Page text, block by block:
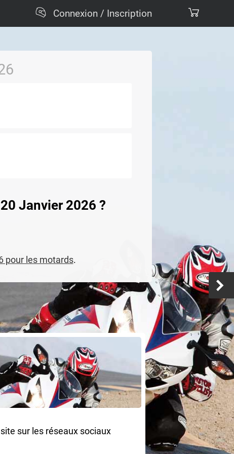
Connexion / Inscription
Janvier 2026 ?
pour les motards.
sur les réseaux sociaux